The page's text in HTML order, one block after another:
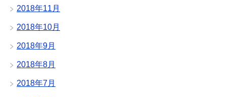
2018年11月
2018年10月
2018年9月
2018年8月
2018年7月